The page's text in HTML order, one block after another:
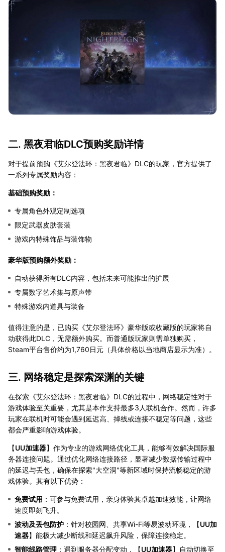
二. 黑夜君临DLC预购奖励详情
对于提前预购《艾尔登法环：黑夜君临》DLC的玩家，官方提供了
一系列专属奖励内容：
基础预购奖励：
专属角色外观定制选项
限定武器皮肤套装
游戏内特殊饰品与装饰物
豪华版预购额外奖励：
自动获得所有DLC内容，包括未来可能推出的扩展
专属数字艺术集与原声带
特殊游戏内道具与装备
值得注意的是，已购买《艾尔登法环》豪华版或收藏版的玩家将自
动获得此DLC，无需额外购买。而普通版玩家则需单独购买，
Steam平台售价约为1,760日元（具体价格以当地商店显示为准）。
三. 网络稳定是探索深渊的关键
在探索《艾尔登法环：黑夜君临》DLC的过程中，网络稳定性对于
游戏体验至关重要，尤其是本作支持最多3人联机合作。然而，许多
玩家在联机时可能会遇到延迟高、掉线或连接不稳定等问题，这些
都会严重影响游戏体验。
【UU加速器】作为专业的游戏网络优化工具，能够有效解决国际服
务器连接问题。通过优化网络连接路径，显著减少数据传输过程中
的延迟与丢包，确保在探索"大空洞"等新区域时保持流畅稳定的游
戏体验。其有以下优势：
免费试用 ：可参与免费试用，亲身体验其卓越加速效能，让网络
速度即刻飞升。
波动及丢包防护 ：针对校园网、共享Wi-Fi等易波动环境，【UU加
速器】能极大减少断线和延迟飙升风险，保障连接稳定。
智能线路管理 ：遇到服务器分配变动，【UU加速器】自动切换至